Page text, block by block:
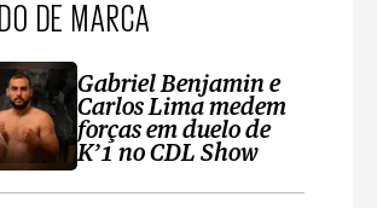
DE MARCA
Gabriel Benjamin e
Carlos Lima medem
forças em duelo de
K’1 no CDL Show